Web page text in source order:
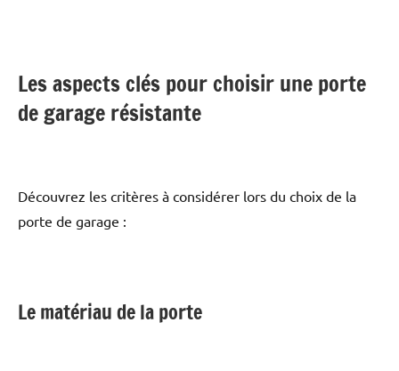
Les aspects clés pour choisir une porte
de garage résistante
Découvrez les critères à considérer lors du choix de la
porte de garage :
Le matériau de la porte